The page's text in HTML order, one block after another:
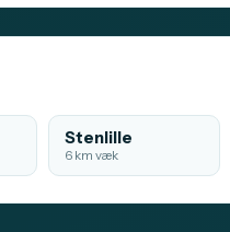
Stenlille
6 km væk